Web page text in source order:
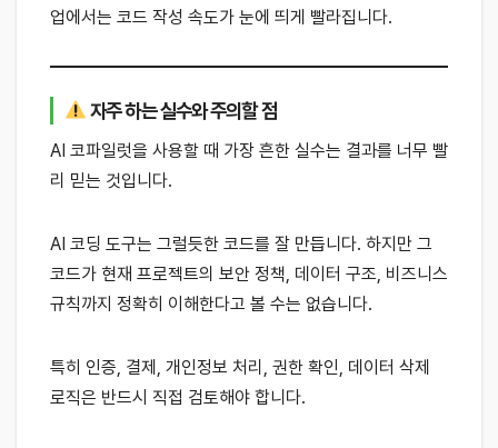
업에서는 코드 작성 속도가 눈에 띄게 빨라집니다.
자주 하는 실수와 주의할 점
AI 코파일럿을 사용할 때 가장 흔한 실수는 결과를 너무 빨
리 믿는 것입니다.
AI 코딩 도구는 그럴듯한 코드를 잘 만듭니다. 하지만 그
코드가 현재 프로젝트의 보안 정책, 데이터 구조, 비즈니스
규칙까지 정확히 이해한다고 볼 수는 없습니다.
특히 인증, 결제, 개인정보 처리, 권한 확인, 데이터 삭제
로직은 반드시 직접 검토해야 합니다.